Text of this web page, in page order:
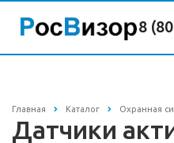
8
Главная Каталог Охранная
Датчики